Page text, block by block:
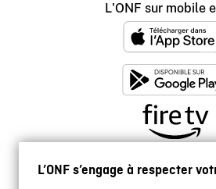
L’ONF s’engage à respecter
L'ONF sur mobile